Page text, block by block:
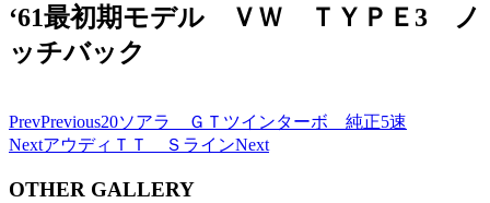
‘61最初期モデル ＶＷ ＴＹＰＥ3 ノ
ッチバック
PrevPrevious20ソアラ ＧＴツインターボ 純正5速
NextアウディＴＴ ＳラインNext
OTHER GALLERY